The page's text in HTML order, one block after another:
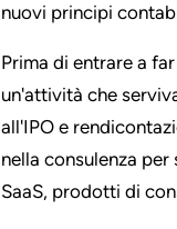
nuovi principi
Prima di entrare a
un'attività che
all'IPO e
nella consulenza
SaaS, prodotti di